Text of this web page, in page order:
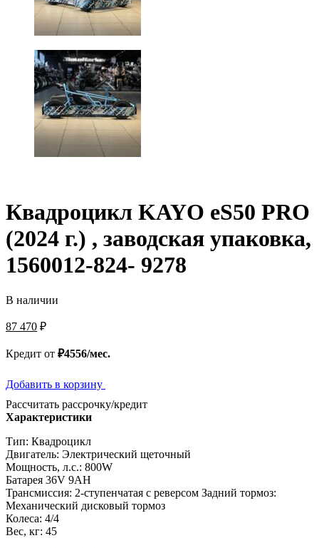
Квадроцикл KAYO eS50 PRO
(2024 г.) , заводская упаковка,
1560012-824- 9278
В наличии
87 470 ₽
Кредит от ₽4556/мес.
Добавить в корзину
Рассчитать рассрочку/кредит
Характеристики
Тип: Квадроцикл
Двигатель: Электрический щеточный
Мощность, л.с.: 800W
Батарея 36V 9AH
Трансмиссия: 2-ступенчатая с реверсом Задний тормоз:
Механический дисковый тормоз
Колеса: 4/4
Вес, кг: 45